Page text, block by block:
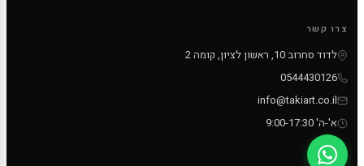
צרו קשר
לדוד סחרוב 10, ראשון לציון, קומה 2
0544430126
info@takiart.co.il
א'-ה' 9:00-17:30